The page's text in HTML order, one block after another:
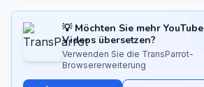
💡 Möchten Sie mehr
Videos übersetzen?
Verwenden Sie die TransParrot-
Browsererweiterung